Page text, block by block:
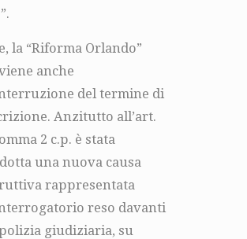
la “Riforma Orlando”
anche
del termine di
Anzitutto all’art.
2 c.p. è stata
una nuova causa
rappresentata
reso davanti
giudiziaria, su